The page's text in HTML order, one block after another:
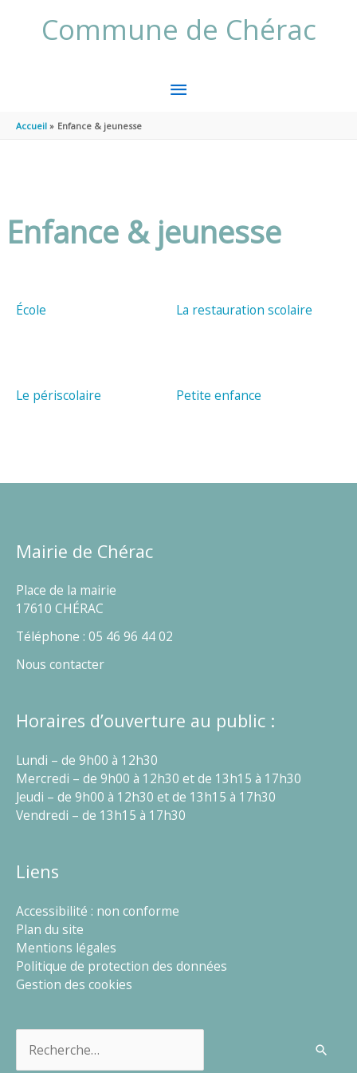
Commune de Chérac
MENU
Accueil Enfance & jeunesse
Enfance & jeunesse
École La restauration scolaire
Le périscolaire Petite enfance
Mairie de Chérac
Place de la mairie
17610 CHÉRAC
Téléphone : 05 46 96 44 02
Nous contacter
Horaires d’ouverture au public :
Lundi – de 9h00 à 12h30
Mercredi – de 9h00 à 12h30 et de 13h15 à 17h30
Jeudi – de 9h00 à 12h30 et de 13h15 à 17h30
Vendredi – de 13h15 à 17h30
Liens
Accessibilité : non conforme
Plan du site
Mentions légales
Politique de protection des données
Gestion des cookies